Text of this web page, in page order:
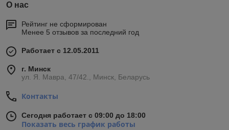
О нас
Рейтинг не сформирован
Менее 5 отзывов за последний год
Работает с 12.05.2011
г. Минск
ул. Я. Мавра, 47/42., Минск, Беларусь
Контакты
Сегодня работает с 09:00 до 18:00
Показать весь график работы